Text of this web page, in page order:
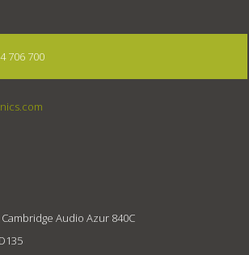
706 700
Audio Azur 840C